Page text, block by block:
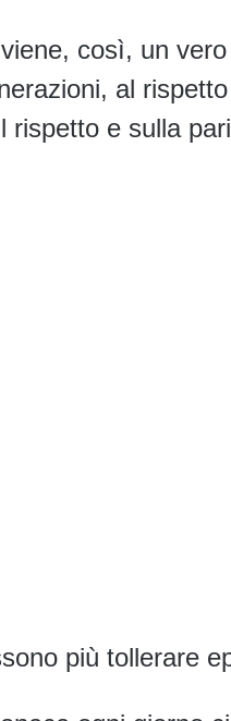
così, un
al
rispetto e sulla
più tollerare